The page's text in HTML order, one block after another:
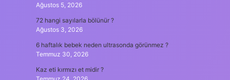
Ağustos 5, 2026
72 hangi sayılarla bölünür ?
Ağustos 3, 2026
6 haftalık bebek neden ultrasonda görünmez ?
Temmuz 30, 2026
Kaz eti kırmızı et midir ?